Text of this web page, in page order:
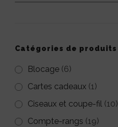
sur
la
page
du
produit
Catégories de produits
Blocage (6)
Cartes cadeaux (1)
Ciseaux et coupe-fil (10)
Compte-rangs (19)